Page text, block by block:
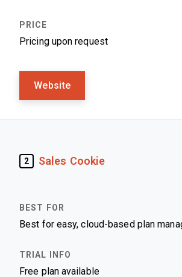
Pricing upon request
Website
2 Sales Cookie
Best for easy, cloud-based plan
Free plan available